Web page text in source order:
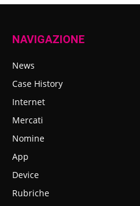
NAVIGAZIONE
News
Case History
Internet
Mercati
Nomine
App
Device
Rubriche